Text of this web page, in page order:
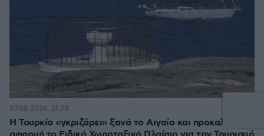
Η Τουρκία «γκριζάρει» ξανά το Αιγαίο και προκαλεί με
07.08.2026, 21:28